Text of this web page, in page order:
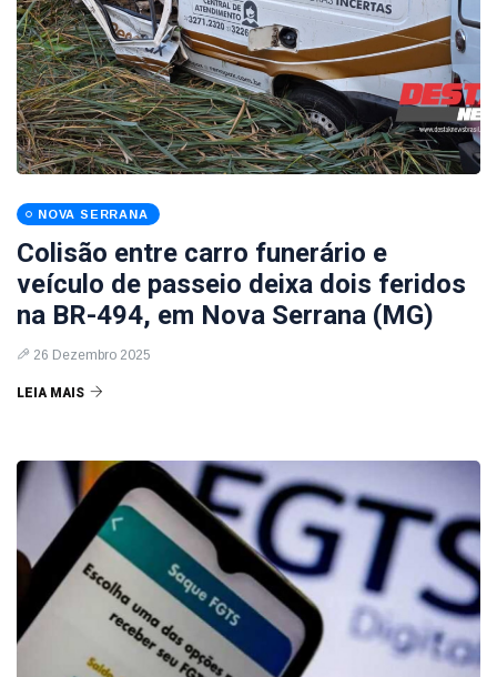
NOVA SERRANA
Colisão entre carro funerário e
veículo de passeio deixa dois feridos
na BR-494, em Nova Serrana (MG)
26 Dezembro 2025
LEIA MAIS